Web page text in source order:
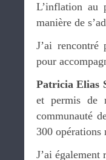
L’inflation au
manière de
J’ai rencontré
pour
Patricia Elias
et permis de
communauté
300 opérations
J’ai également